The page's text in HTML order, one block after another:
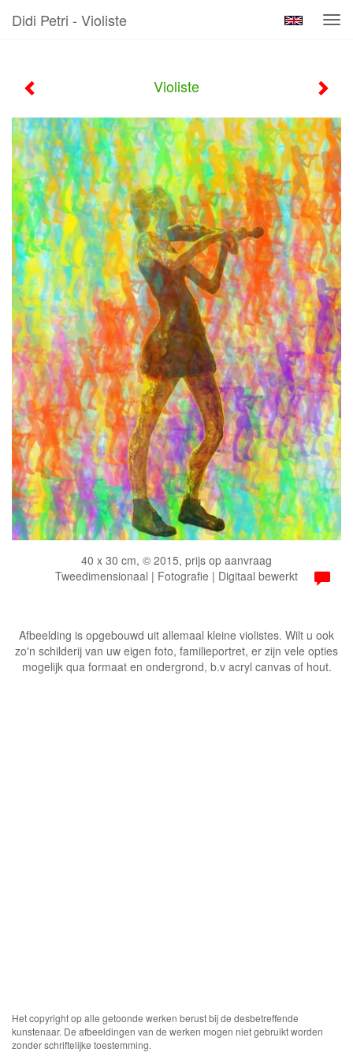
Didi Petri - Violiste
Violiste
40 x 30 cm, © 2015, prijs op aanvraag
Tweedimensionaal | Fotografie | Digitaal bewerkt
Afbeelding is opgebouwd uit allemaal kleine violistes. Wilt u ook
zo'n schilderij van uw eigen foto, familieportret, er zijn vele opties
mogelijk qua formaat en ondergrond, b.v acryl canvas of hout.
Het copyright op alle getoonde werken berust bij de desbetreffende
kunstenaar. De afbeeldingen van de werken mogen niet gebruikt worden
zonder schriftelijke toestemming.